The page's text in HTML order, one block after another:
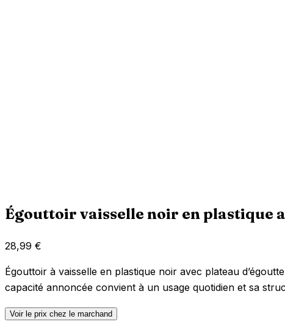
Égouttoir vaisselle noir en plastique
28,99 €
Égouttoir à vaisselle en plastique noir avec plateau
capacité annoncée convient à un usage quotidien et sa
Voir le prix chez le marchand